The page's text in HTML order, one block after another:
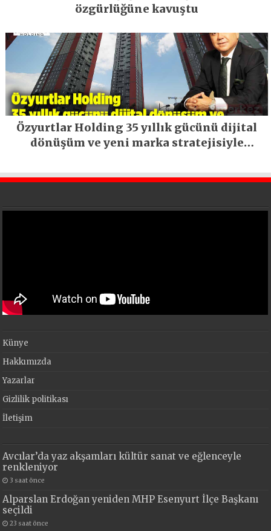
özgürlüğüne kavuştu
Özyurtlar Holding 35 yıllık gücünü dijital
dönüşüm ve yeni marka stratejisiyle
Künye
Hakkımızda
Yazarlar
Gizlilik politikası
İletişim
Avcılar’da yaz akşamları kültür sanat ve eğlenceyle
renkleniyor
3 saat önce
Alparslan Erdoğan yeniden MHP Esenyurt İlçe Başkanı
seçildi
23 saat önce